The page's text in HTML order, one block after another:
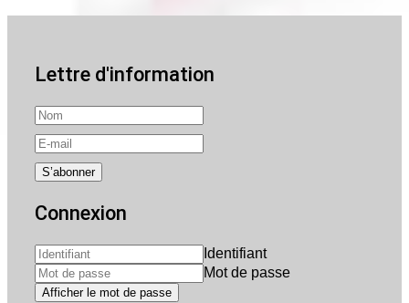
Lettre d'information
Connexion
Identifiant
Mot de passe
Afficher le mot de passe